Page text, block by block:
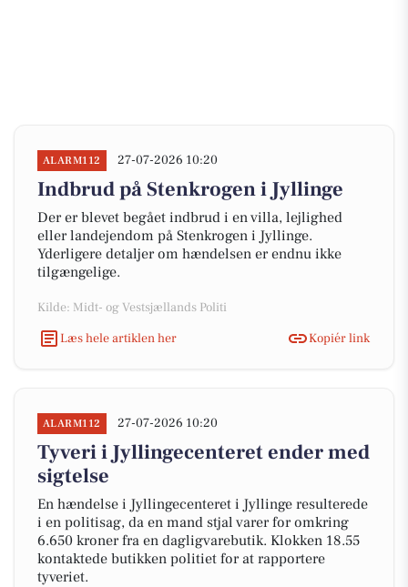
ALARM112 27-07-2026 10:20
Indbrud på Stenkrogen i Jyllinge
Der er blevet begået indbrud i en villa, lejlighed
eller landejendom på Stenkrogen i Jyllinge.
Yderligere detaljer om hændelsen er endnu ikke
tilgængelige.
Kilde: Midt- og Vestsjællands Politi
Læs hele artiklen her
Kopiér link
ALARM112 27-07-2026 10:20
Tyveri i Jyllingecenteret ender med
sigtelse
En hændelse i Jyllingecenteret i Jyllinge resulterede
i en politisag, da en mand stjal varer for omkring
6.650 kroner fra en dagligvarebutik. Klokken 18.55
kontaktede butikken politiet for at rapportere
tyveriet.